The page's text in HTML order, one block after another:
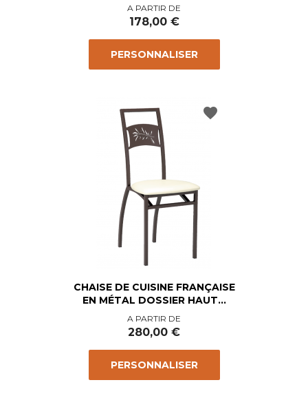
Prix
A PARTIR DE
178,00 €
PERSONNALISER
CHAISE DE CUISINE FRANÇAISE
EN MÉTAL DOSSIER HAUT...
Prix
A PARTIR DE
280,00 €
PERSONNALISER
favorite